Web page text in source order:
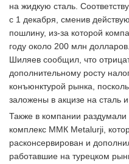
на жидкую сталь.
с 1 декабря, сменив
пошлину, из-за которой
году около 200 млн
Шиляев сообщил, что
дополнительному росту
конъюнктурой рынка,
заложены в акцизе на сталь
Также в компании
комплекс ММК Metalurji,
расконсервирован и
работавшие на турецком